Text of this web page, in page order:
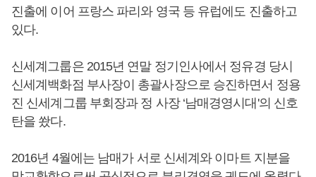
진출에 이어 프랑스 파리와 영국 등 유럽에도 진출하고
있다.
신세계그룹은 2015년 연말 정기인사에서 정유경 당시
신세계백화점 부사장이 총괄사장으로 승진하면서 정용
진 신세계그룹 부회장과 정 사장 ‘남매경영시대'의 신호
탄을 쐈다.
2016년 4월에는 남매가 서로 신세계와 이마트 지분을